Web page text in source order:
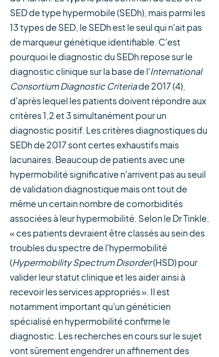
SED de type hypermobile (SEDh), mais parmi les
13 types de SED, le SEDh est le seul qui n'ait pas
de marqueur génétique identifiable. C'est
pourquoi le diagnostic du SEDh repose sur le
diagnostic clinique sur la base de l'International
Consortium Diagnostic Criteriade 2017 (4),
d'après lequel les patients doivent répondre aux
critères 1,2 et 3 simultanément pour un
diagnostic positif. Les critères diagnostiques du
SEDh de 2017 sont certes exhaustifs mais
lacunaires. Beaucoup de patients avec une
hypermobilité significative n'arrivent pas au seuil
de validation diagnostique mais ont tout de
même un certain nombre de comorbidités
associées à leur hypermobilité. Selon le Dr Tinkle,
« ces patients devraient être classés au sein des
troubles du spectre de l'hypermobilité
(Hypermobility Spectrum Disorder(HSD) pour
valider leur statut clinique et les aider ainsi à
recevoir les services appropriés ». Il est
notamment important qu'un généticien
spécialisé en hypermobilité confirme le
diagnostic. Les recherches en cours sur le sujet
vont sûrement engendrer un affinement des